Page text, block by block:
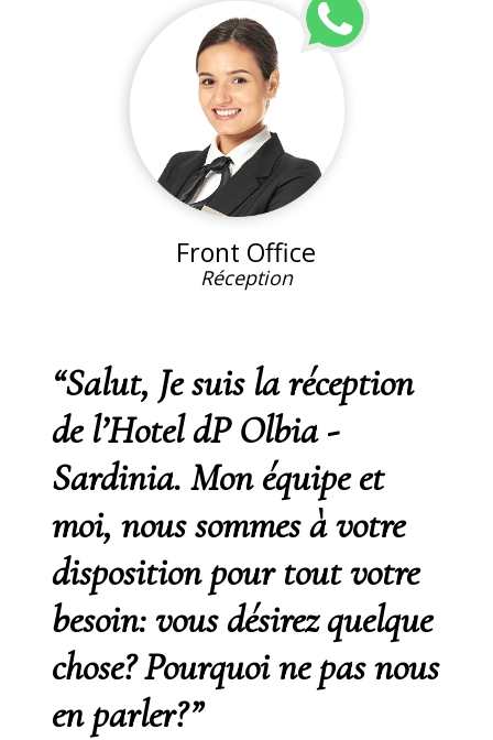
Front Office
Réception
“Salut, Je suis la réception
de l’Hotel dP Olbia -
Sardinia. Mon équipe et
moi, nous sommes à votre
disposition pour tout votre
besoin: vous désirez quelque
chose? Pourquoi ne pas nous
en parler?”